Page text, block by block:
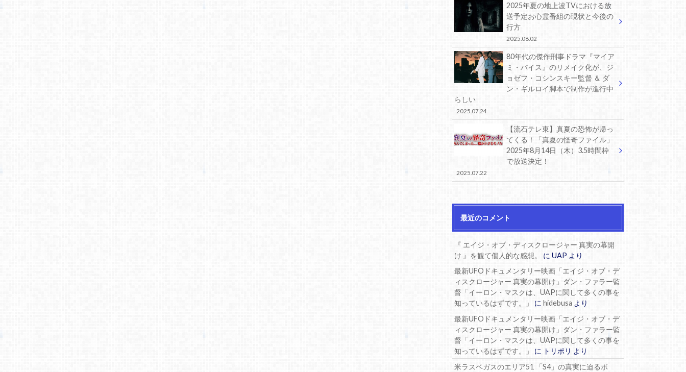
2025年夏の地上波TVにおける放
送予定お心霊番組の現状と今後の
行方
2025.08.02
80年代の傑作刑事ドラマ『マイア
ミ・バイス』のリメイク化が、ジ
ョゼフ・コシンスキー監督 ＆ ダ
ン・ギルロイ脚本で制作が進行中
らしい
2025.07.24
【流石テレ東】真夏の恐怖が帰っ
てくる！「真夏の怪奇ファイル」
2025年8月14日（木）3.5時間枠
で放送決定！
2025.07.22
最近のコメント
『 エイジ・オブ・ディスクロージャー 真実の幕開
け 』を観て個人的な感想。
にUAP より
最新UFOドキュメンタリー映画「エイジ・オブ・デ
ィスクロージャー 真実の幕開け」ダン・ファラー監
督「イーロン・マスクは、UAPに関して多くの事を
知っているはずです。」
にhidebusa より
最新UFOドキュメンタリー映画「エイジ・オブ・デ
ィスクロージャー 真実の幕開け」ダン・ファラー監
督「イーロン・マスクは、UAPに関して多くの事を
知っているはずです。」
に トリポリ より
米ラスベガスのエリア51 「S4」の真実に迫るボ